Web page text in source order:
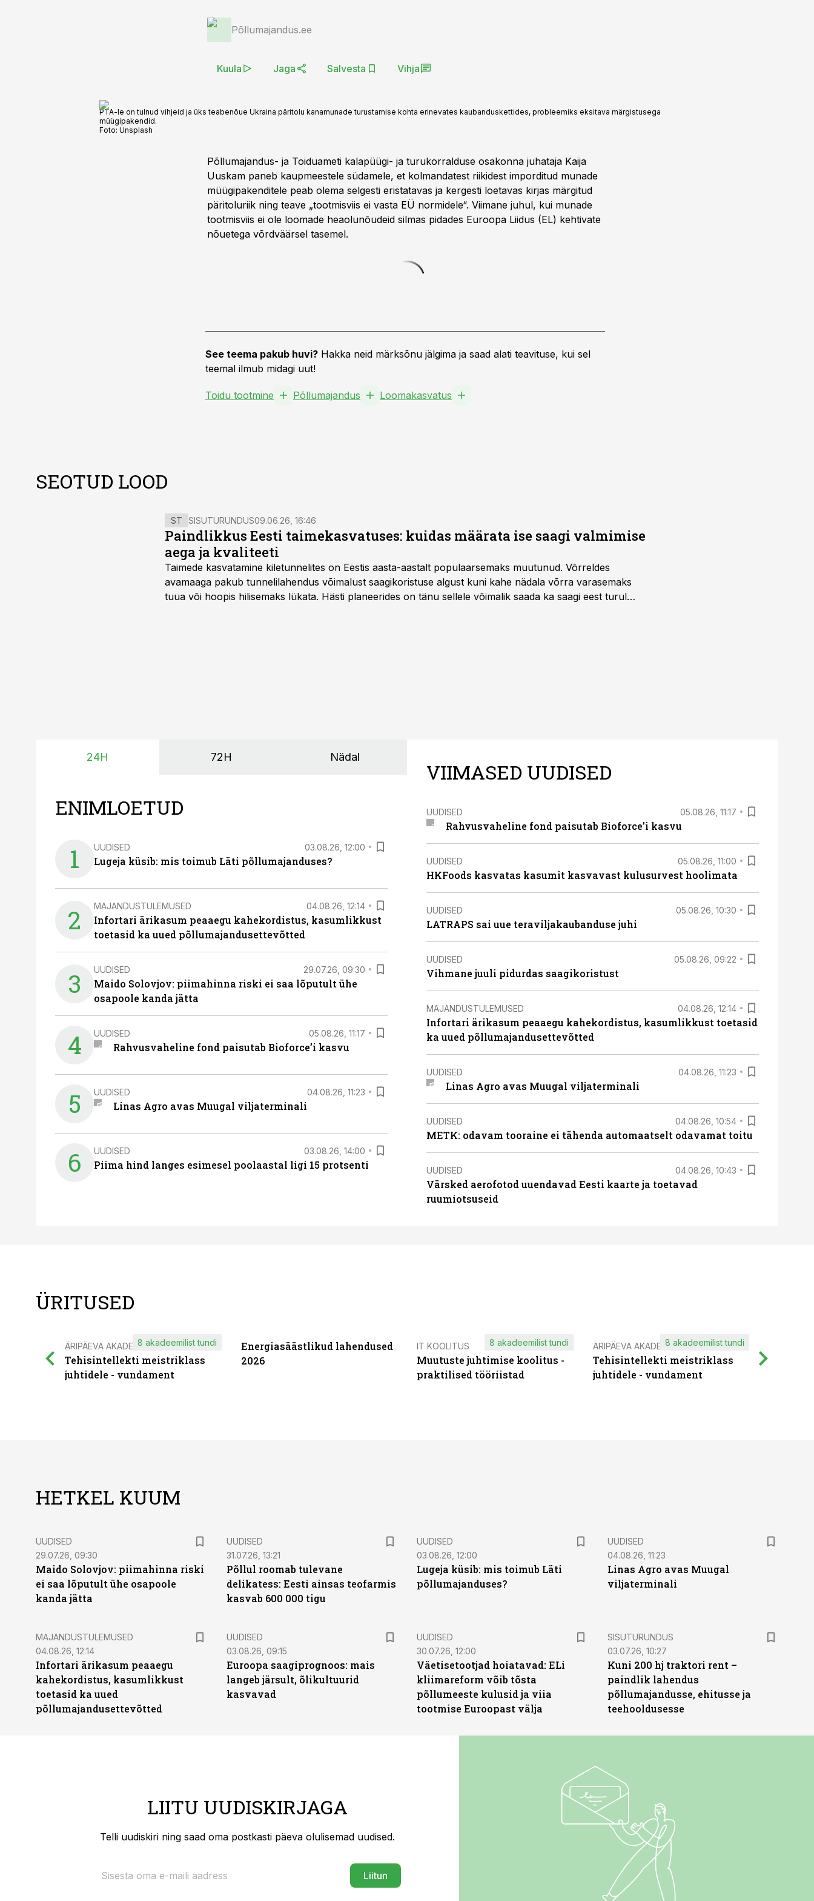
Põllumajandus.ee
Kuula Jaga Salvesta Vihja
PTA-le on tulnud vihjeid ja üks teabenõue Ukraina päritolu kanamunade turustamise kohta erinevates kaubanduskettides, probleemiks eksitava märgistusega
müügipakendid.
Foto: Unsplash
Põllumajandus- ja Toiduameti kalapüügi- ja turukorralduse osakonna juhataja Kaija
Uuskam paneb kaupmeestele südamele, et kolmandatest riikidest imporditud munade
müügipakenditele peab olema selgesti eristatavas ja kergesti loetavas kirjas märgitud
päritoluriik ning teave „tootmisviis ei vasta EÜ normidele“. Viimane juhul, kui munade
tootmisviis ei ole loomade heaolunõudeid silmas pidades Euroopa Liidus (EL) kehtivate
nõuetega võrdväärsel tasemel.
See teema pakub huvi? Hakka neid märksõnu jälgima ja saad alati teavituse, kui sel
teemal ilmub midagi uut!
Toidu tootmine Põllumajandus Loomakasvatus
SEOTUD LOOD
ST SISUTURUNDUS09.06.26, 16:46
Paindlikkus Eesti taimekasvatuses: kuidas määrata ise saagi valmimise
aega ja kvaliteeti
Taimede kasvatamine kiletunnelites on Eestis aasta-aastalt populaarsemaks muutunud. Võrreldes
avamaaga pakub tunnelilahendus võimalust saagikoristuse algust kuni kahe nädala võrra varasemaks
tuua või hoopis hilisemaks lükata. Hästi planeerides on tänu sellele võimalik saada ka saagi eest turul
24H 72H Nädal
ENIMLOETUD
1 UUDISED 03.08.26, 12:00
Lugeja küsib: mis toimub Läti põllumajanduses?
2 MAJANDUSTULEMUSED 04.08.26, 12:14
Infortari ärikasum peaaegu kahekordistus, kasumlikkust
toetasid ka uued põllumajandusettevõtted
3 UUDISED 29.07.26, 09:30
Maido Solovjov: piimahinna riski ei saa lõputult ühe
osapoole kanda jätta
4 UUDISED 05.08.26, 11:17
Rahvusvaheline fond paisutab Bioforce’i kasvu
5 UUDISED 04.08.26, 11:23
Linas Agro avas Muugal viljaterminali
6 UUDISED 03.08.26, 14:00
Piima hind langes esimesel poolaastal ligi 15 protsenti
VIIMASED UUDISED
UUDISED 05.08.26, 11:17
Rahvusvaheline fond paisutab Bioforce’i kasvu
UUDISED 05.08.26, 11:00
HKFoods kasvatas kasumit kasvavast kulusurvest hoolimata
UUDISED 05.08.26, 10:30
LATRAPS sai uue teraviljakaubanduse juhi
UUDISED 05.08.26, 09:22
Vihmane juuli pidurdas saagikoristust
MAJANDUSTULEMUSED 04.08.26, 12:14
Infortari ärikasum peaaegu kahekordistus, kasumlikkust toetasid
ka uued põllumajandusettevõtted
UUDISED 04.08.26, 11:23
Linas Agro avas Muugal viljaterminali
UUDISED 04.08.26, 10:54
METK: odavam tooraine ei tähenda automaatselt odavamat toitu
UUDISED 04.08.26, 10:43
Värsked aerofotod uuendavad Eesti kaarte ja toetavad
ruumiotsuseid
ÜRITUSED
ÄRIPÄEVA AKADEEMIA
Tehisintellekti meistriklass
juhtidele - vundament
8 akadeemilist tundi
Energiasäästlikud lahendused
2026
IT KOOLITUS
Muutuste juhtimise koolitus -
praktilised tööriistad
8 akadeemilist tundi ÄRIPÄEVA AKADEEMIA
Tehisintellekti meistriklass
juhtidele - vundament
8 akadeemilist tundi
HETKEL KUUM
UUDISED
29.07.26, 09:30
Maido Solovjov: piimahinna riski
ei saa lõputult ühe osapoole
kanda jätta
UUDISED
31.07.26, 13:21
Põllul roomab tulevane
delikatess: Eesti ainsas teofarmis
kasvab 600 000 tigu
UUDISED
03.08.26, 12:00
Lugeja küsib: mis toimub Läti
põllumajanduses?
UUDISED
04.08.26, 11:23
Linas Agro avas Muugal
viljaterminali
MAJANDUSTULEMUSED
04.08.26, 12:14
Infortari ärikasum peaaegu
kahekordistus, kasumlikkust
toetasid ka uued
põllumajandusettevõtted
UUDISED
03.08.26, 09:15
Euroopa saagiprognoos: mais
langeb järsult, õlikultuurid
kasvavad
UUDISED
30.07.26, 12:00
Väetisetootjad hoiatavad: ELi
kliimareform võib tõsta
põllumeeste kulusid ja viia
tootmise Euroopast välja
ST
SISUTURUNDUS
03.07.26, 10:27
Kuni 200 hj traktori rent –
paindlik lahendus
põllumajandusse, ehitusse ja
teehooldusesse
LIITU UUDISKIRJAGA
Telli uudiskiri ning saad oma postkasti päeva olulisemad uudised.
Liitun